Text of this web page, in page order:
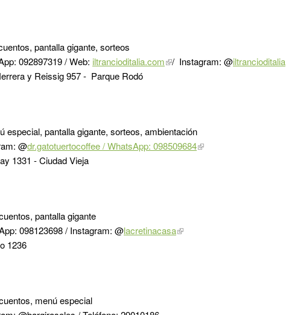
pantalla gigante, sorteos
092897319 / Web: iltrancioditalia.com / Instagram: @iltrancioditalia
y Reissig 957 - Parque Rodó
especial, pantalla gigante, sorteos, ambientación
@dr.gatotuertocoffee / WhatsApp: 098509684
1331 - Ciudad Vieja
pantalla gigante
098123698 / Instagram: @lacretinacasa
1236
menú especial